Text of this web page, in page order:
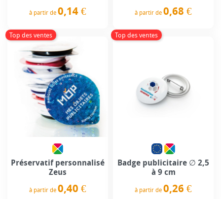
à partir de 0,14 € à partir de 0,68 €
Top des ventes
Préservatif personnalisé
Zeus
à partir de 0,40 €
Top des ventes
Badge publicitaire ∅ 2,5
à 9 cm
à partir de 0,26 €